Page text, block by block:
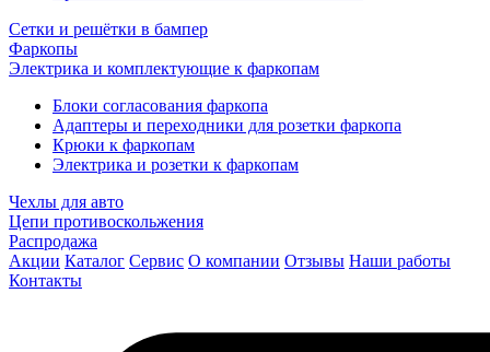
Сетки и решётки в бампер
Фаркопы
Электрика и комплектующие к фаркопам
Блоки согласования фаркопа
Адаптеры и переходники для розетки фаркопа
Крюки к фаркопам
Электрика и розетки к фаркопам
Чехлы для авто
Цепи противоскольжения
Распродажа
Акции Каталог Сервис О компании Отзывы Наши работы
Контакты